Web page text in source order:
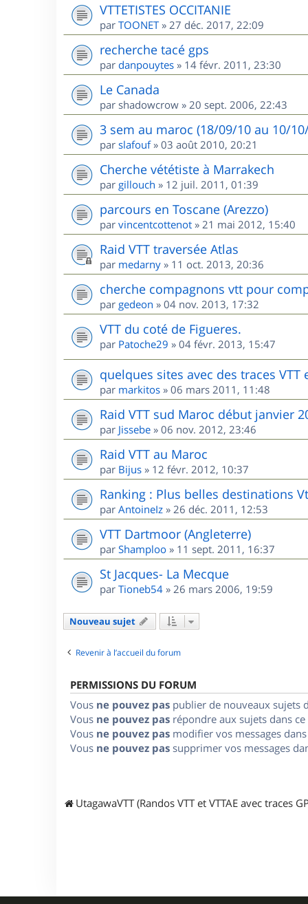
VTTETISTES OCCITANIE
par TOONET» 27 déc. 2017, 22:09
recherche tacé gps
par danpouytes » 14 févr. 2011, 23:30
Le Canada
par shadowcrow » 20 sept. 2006, 22:43
3 sem au maroc (18/09/10 au 10/
par slafouf» 03 août 2010, 20:21
Cherche vététiste à Marrakech
par gillouch » 12 juil. 2011, 01:39
parcours en Toscane (Arezzo)
par vincentcottenot » 21 mai 2012, 15:40
Raid VTT traversée Atlas
par medarny » 11 oct. 2013, 20:36
cherche compagnons vtt pour
par gedeon » 04 nov. 2013, 17:32
VTT du coté de Figueres.
par Patoche29 » 04 févr. 2013, 15:47
quelques sites avec des traces VTT
par markitos » 06 mars 2011, 11:48
Raid VTT sud Maroc début janvier
par Jissebe » 06 nov. 2012, 23:46
Raid VTT au Maroc
par Bijus » 12 févr. 2012, 10:37
Ranking : Plus belles destinations
par AntoineIz » 26 déc. 2011, 12:53
VTT Dartmoor (Angleterre)
par Shamploo » 11 sept. 2011, 16:37
St Jacques- La Mecque
par Tioneb54 » 26 mars 2006, 19:59
Nouveau sujet
Revenir à l’accueil du forum
PERMISSIONS DU FORUM
Vous ne pouvez pas publier de nouveaux sujets
Vous ne pouvez pas répondre aux sujets dans
Vous ne pouvez pas modifier vos messages
Vous ne pouvez pas supprimer vos messages
UtagawaVTT (Randos VTT et VTTAE avec traces